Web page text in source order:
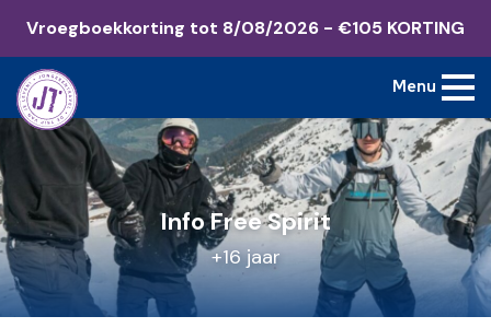
Vroegboekkorting tot 8/08/2026 - €105 KORTING
Menu
Info Free Spirit
+16 jaar